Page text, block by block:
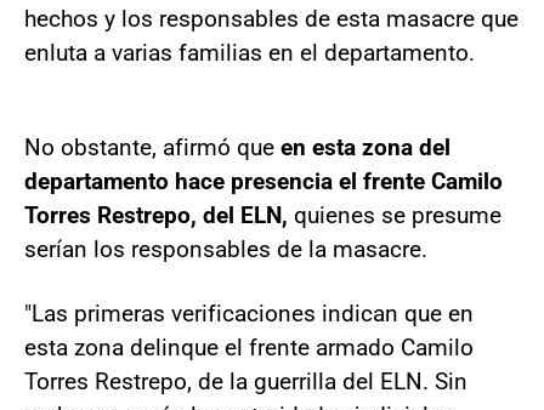
hechos y los responsables de esta masacre que
enluta a varias familias en el departamento.
No obstante, afirmó que en esta zona del
departamento hace presencia el frente Camilo
Torres Restrepo, del ELN, quienes se presume
serían los responsables de la masacre.
"Las primeras verificaciones indican que en
esta zona delinque el frente armado Camilo
Torres Restrepo, de la guerrilla del ELN. Sin